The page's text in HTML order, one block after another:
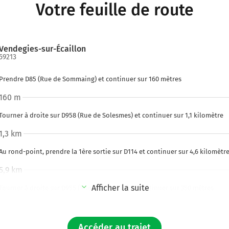
Votre feuille de route
sur-Écaillon
D85 (Rue de Sommaing) et continuer sur 160 mètres
à droite sur D958 (Rue de Solesmes) et continuer sur 1,1 kilomètre
m
rond-point, prendre la 1ère sortie sur D114 et continuer sur 4,6
km
à droite sur D955 (Rue Jean Jaurès) et continuer sur 350 mètres
km
à gauche sur D114 (Rue Victor Hugo) et continuer sur 300 mètres
Afficher la suite